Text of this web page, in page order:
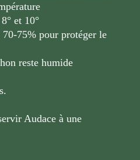
et 10°
75% pour protéger le
reste humide
Audace à une